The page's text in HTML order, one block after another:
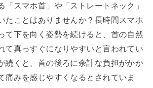
「スマホ首」や「ストレートネック」
たことはありませんか？長時間スマホ
て下を向く姿勢を続けると、首の自然
て真っすぐになりやすいと言われてい
続くと、首の後ろに余計な負担がかか
痛みを感じやすくなるとされていま